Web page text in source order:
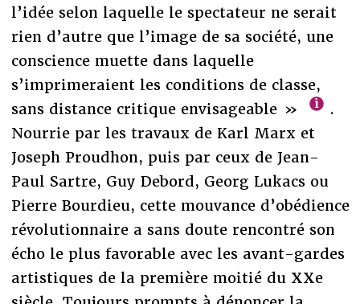
l’idée selon laquelle le spectateur ne serait
rien d’autre que l’image de sa société, une
conscience muette dans laquelle
s’imprimeraient les conditions de classe,
sans distance critique envisageable »
.
Nourrie par les travaux de Karl Marx et
Joseph Proudhon, puis par ceux de Jean-
Paul Sartre, Guy Debord, Georg Lukacs ou
Pierre Bourdieu, cette mouvance d’obédience
révolutionnaire a sans doute rencontré son
écho le plus favorable avec les avant-gardes
artistiques de la première moitié du XXe